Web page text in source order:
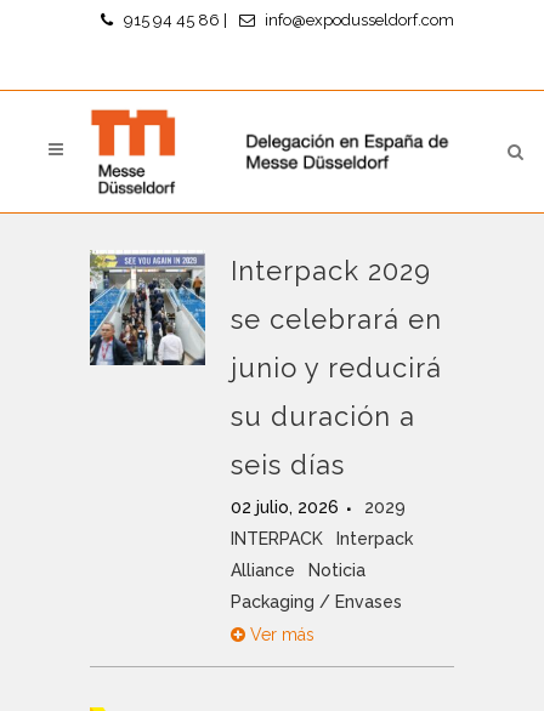
915 94 45 86 info@expodusseldorf.com
Interpack 2029
se celebrará en
junio y reducirá
su duración a
seis días
02 julio, 2026
2029
INTERPACK
Interpack
Alliance
Noticia
Packaging / Envases
Ver más